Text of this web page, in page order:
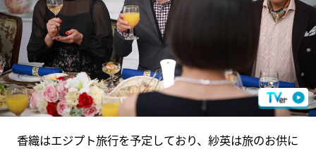
香織はエジプト旅行を予定しており、紗英は旅のお供に